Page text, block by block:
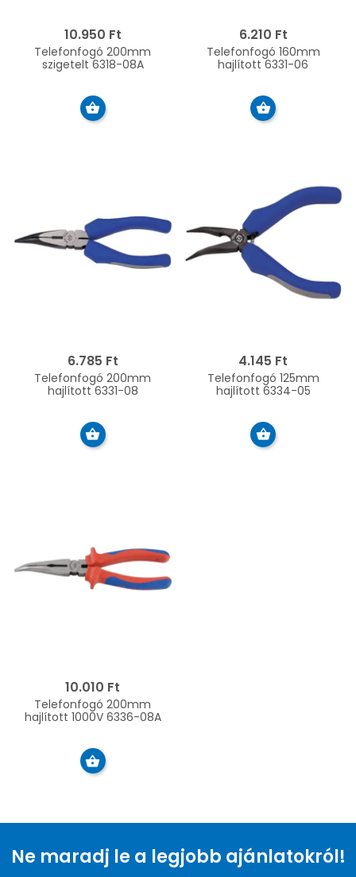
10.950 Ft
Telefonfogó 200mm
szigetelt 6318-08A
6.210 Ft
Telefonfogó 160mm
hajlított 6331-06
6.785 Ft
Telefonfogó 200mm
hajlított 6331-08
4.145 Ft
Telefonfogó 125mm
hajlított 6334-05
10.010 Ft
Telefonfogó 200mm
hajlított 1000V 6336-08A
Ne maradj le a legjobb ajánlatokról!